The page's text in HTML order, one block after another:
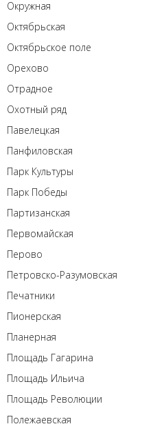
Окружная
Октябрьская
Октябрьское поле
Орехово
Отрадное
Охотный ряд
Павелецкая
Панфиловская
Парк Культуры
Парк Победы
Партизанская
Первомайская
Перово
Петровско-Разумовская
Печатники
Пионерская
Планерная
Площадь Гагарина
Площадь Ильича
Площадь Революции
Полежаевская